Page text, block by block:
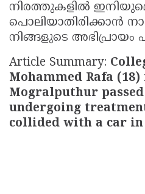
നിരത്തുകളിൽ
പൊലിയാതിരിക്കാൻ
നിങ്ങളുടെ അഭിപ്രായം
Article Summary:
Mohammed Rafa
Mogralputhur
undergoing
collided with a car